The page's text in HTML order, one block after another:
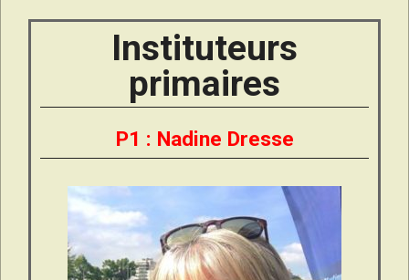
Instituteurs
primaires
P1 : Nadine Dresse